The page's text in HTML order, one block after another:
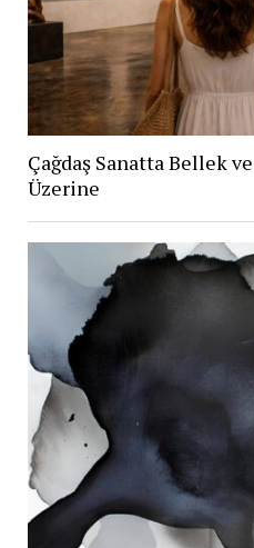
Çağdaş Sanatta Bellek
Üzerine